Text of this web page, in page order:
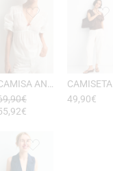
€
€
49,90€